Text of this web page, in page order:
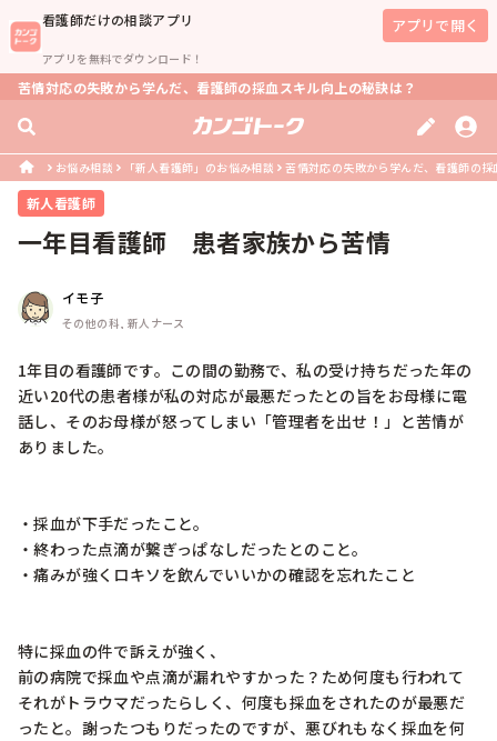
看護師だけの相談アプリ
アプリを無料でダウンロード！
アプリで開く
苦情対応の失敗から学んだ、看護師の採血スキル向上の秘訣は？
お悩み相談 「新人看護師」のお悩み相談 苦情対応の失敗から学んだ、看護師の
新人看護師
一年目看護師　患者家族から苦情
イモ子
その他の科, 新人ナース
1年目の看護師です。この間の勤務で、私の受け持ちだった年の
近い20代の患者様が私の対応が最悪だったとの旨をお母様に電
話し、そのお母様が怒ってしまい「管理者を出せ！」と苦情が
ありました。
・採血が下手だったこと。
・終わった点滴が繋ぎっぱなしだったとのこと。
・痛みが強くロキソを飲んでいいかの確認を忘れたこと
特に採血の件で訴えが強く、
前の病院で採血や点滴が漏れやすかった？ため何度も行われて
それがトラウマだったらしく、何度も採血をされたのが最悪だ
ったと。謝ったつもりだったのですが、悪びれもなく採血を何